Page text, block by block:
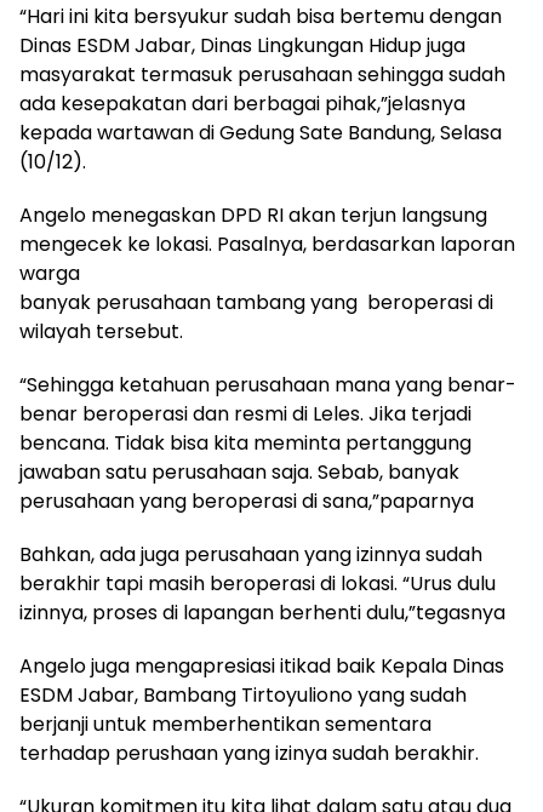
“Hari ini kita bersyukur sudah bisa bertemu dengan
Dinas ESDM Jabar, Dinas Lingkungan Hidup juga
masyarakat termasuk perusahaan sehingga sudah
ada kesepakatan dari berbagai pihak,”jelasnya
kepada wartawan di Gedung Sate Bandung, Selasa
(10/12).
Angelo menegaskan DPD RI akan terjun langsung
mengecek ke lokasi. Pasalnya, berdasarkan laporan
warga
banyak perusahaan tambang yang beroperasi di
wilayah tersebut.
“Sehingga ketahuan perusahaan mana yang benar-
benar beroperasi dan resmi di Leles. Jika terjadi
bencana. Tidak bisa kita meminta pertanggung
jawaban satu perusahaan saja. Sebab, banyak
perusahaan yang beroperasi di sana,”paparnya
Bahkan, ada juga perusahaan yang izinnya sudah
berakhir tapi masih beroperasi di lokasi. “Urus dulu
izinnya, proses di lapangan berhenti dulu,”tegasnya
Angelo juga mengapresiasi itikad baik Kepala Dinas
ESDM Jabar, Bambang Tirtoyuliono yang sudah
berjanji untuk memberhentikan sementara
terhadap perushaan yang izinya sudah berakhir.
“Ukuran komitmen itu kita lihat dalam satu atau dua